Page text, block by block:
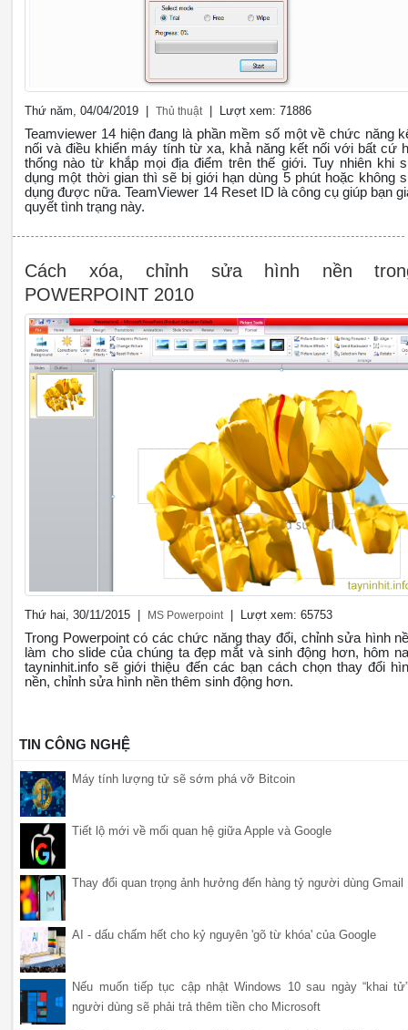
Thứ năm, 04/04/2019 |Thủ thuật | Lượt xem: 71886
Teamviewer 14 hiện đang là phần mềm số một về chức năng
nối và điều khiển máy tính từ xa, khả năng kết nối với bất cứ
thống nào từ khắp mọi địa điểm trên thế giới. Tuy nhiên khi
dụng một thời gian thì sẽ bị giới hạn dùng 5 phút hoặc không
dụng được nữa. TeamViewer 14 Reset ID là công cụ giúp bạn
quyết tình trạng này.
Cách xóa, chỉnh sửa hình nền
POWERPOINT 2010
Thứ hai, 30/11/2015 | MS Powerpoint | Lượt xem: 65753
Trong Powerpoint có các chức năng thay đổi, chỉnh sửa hình
làm cho slide của chúng ta đẹp mắt và sinh động hơn, hôm
tayninhit.info sẽ giới thiệu đến các bạn cách chọn thay đổi
nền, chỉnh sửa hình nền thêm sinh động hơn.
TIN CÔNG NGHỆ
Máy tính lượng tử sẽ sớm phá vỡ Bitcoin
Tiết lộ mới về mối quan hệ giữa Apple và Google
Thay đổi quan trọng ảnh hưởng đến hàng tỷ người dùng Gmail
AI - dấu chấm hết cho kỷ nguyên 'gõ từ khóa' của Google
Nếu muốn tiếp tục cập nhật Windows 10 sau ngày “khai
người dùng sẽ phải trả thêm tiền cho Microsoft